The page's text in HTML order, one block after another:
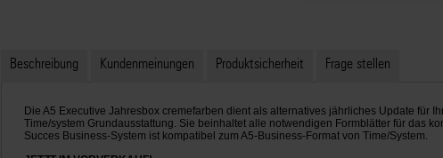
Beschreibung Kundenmeinungen Produktsicherheit Frage stellen
Die A5 Executive Jahresbox cremefarben dient als alternatives jährliches Update für
Time/system Grundausstattung. Sie beinhaltet alle notwendigen Formblätter für das
Succes Business-System ist kompatibel zum A5-Business-Format von Time/System.